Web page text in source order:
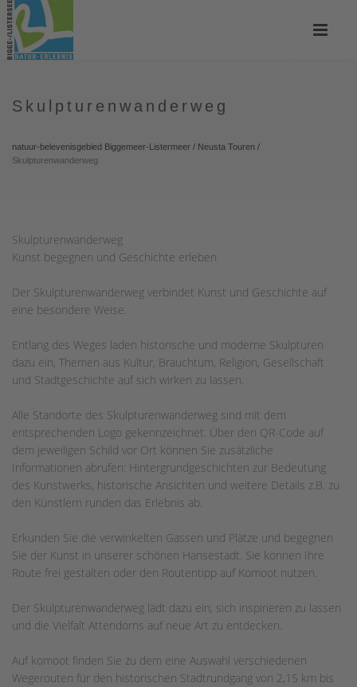
Skulpturenwanderweg
natuur-belevenisgebied Biggemeer-Listermeer / Neusta Touren /
Skulpturenwanderweg
Skulpturenwanderweg
Kunst begegnen und Geschichte erleben
Der Skulpturenwanderweg verbindet Kunst und Geschichte auf
eine besondere Weise.
Entlang des Weges laden historische und moderne Skulpturen
dazu ein, Themen aus Kultur, Brauchtum, Religion, Gesellschaft
und Stadtgeschichte auf sich wirken zu lassen.
Alle Standorte des Skulpturenwanderweg sind mit dem
entsprechenden Logo gekennzeichnet. Über den QR-Code auf
dem jeweiligen Schild vor Ort können Sie zusätzliche
Informationen abrufen: Hintergrundgeschichten zur Bedeutung
des Kunstwerks, historische Ansichten und weitere Details z.B. zu
den Künstlern runden das Erlebnis ab.
Erkunden Sie die verwinkelten Gassen und Plätze und begegnen
Sie der Kunst in unserer schönen Hansestadt. Sie können Ihre
Route frei gestalten oder den Routentipp auf Komoot nutzen.
Der Skulpturenwanderweg lädt dazu ein, sich inspirieren zu lassen
und die Vielfalt Attendorns auf neue Art zu entdecken.
Auf komoot finden Sie zu dem eine Auswahl verschiedenen
Wegerouten für den historischen Stadtrundgang von 2,15 km bis